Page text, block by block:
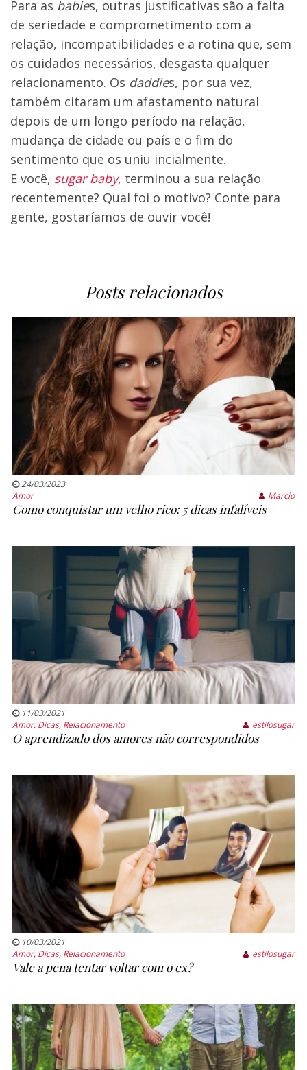
Para as babies, outras justificativas são a falta
de seriedade e comprometimento com a
relação, incompatibilidades e a rotina que, sem
os cuidados necessários, desgasta qualquer
relacionamento. Os daddies, por sua vez,
também citaram um afastamento natural
depois de um longo período na relação,
mudança de cidade ou país e o fim do
sentimento que os uniu incialmente.
E você, sugar baby, terminou a sua relação
recentemente? Qual foi o motivo? Conte para
gente, gostaríamos de ouvir você!
Posts relacionados
24/03/2023
Amor
Marcio
Como conquistar um velho rico: 5 dicas infalíveis
11/03/2021
Amor, Dicas, Relacionamento estilosugar
O aprendizado dos amores não correspondidos
10/03/2021
Amor, Dicas, Relacionamento estilosugar
Vale a pena tentar voltar com o ex?